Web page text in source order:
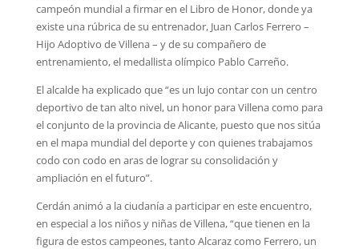
campeón mundial a firmar en el Libro de Honor, donde ya
existe una rúbrica de su entrenador, Juan Carlos Ferrero –
Hijo Adoptivo de Villena – y de su compañero de
entrenamiento, el medallista olímpico Pablo Carreño.
El alcalde ha explicado que “es un lujo contar con un centro
deportivo de tan alto nivel, un honor para Villena como para
el conjunto de la provincia de Alicante, puesto que nos sitúa
en el mapa mundial del deporte y con quienes trabajamos
codo con codo en aras de lograr su consolidación y
ampliación en el futuro”.
Cerdán animó a la ciudanía a participar en este encuentro,
en especial a los niños y niñas de Villena, “que tienen en la
figura de estos campeones, tanto Alcaraz como Ferrero, un